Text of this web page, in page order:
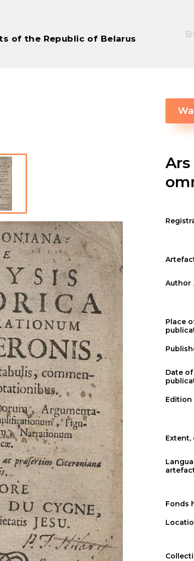
of the Republic of Belarus
Author
Place
Date of
Extent,
Fonds